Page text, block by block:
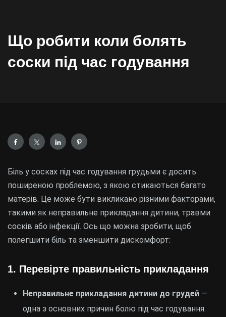
Що робити коли болять
соски під час годування
Біль у сосках під час годування грудьми є досить
поширеною проблемою, з якою стикаються багато
матерів. Це може бути викликано різними факторами,
такими як неправильне прикладання дитини, травми
сосків або інфекції. Ось що можна зробити, щоб
полегшити біль та зменшити дискомфорт:
1. Перевірте правильність прикладання
Неправильне прикладання дитини до грудей —
одна з основних причин болю під час годування.